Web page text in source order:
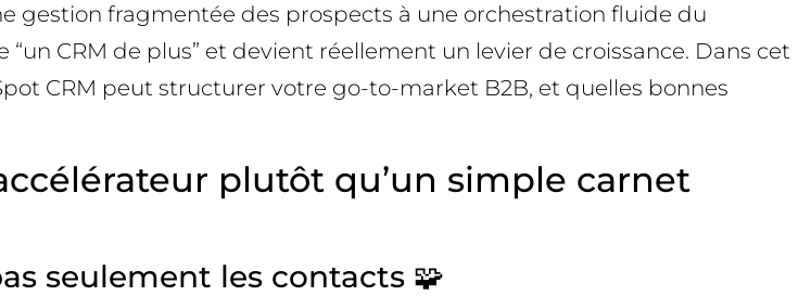
gestion fragmentée des prospects à une orchestration fluide du
“un CRM de plus” et devient réellement un levier de croissance. Dans cet
CRM peut structurer votre go-to-market B2B, et quelles bonnes
plutôt qu’un simple carnet
seulement les contacts 🧩